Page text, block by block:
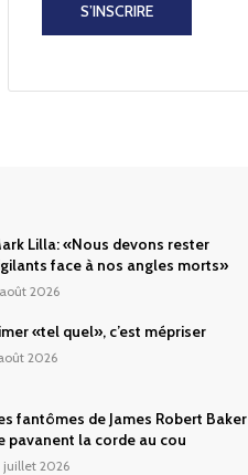
S’INSCRIRE
Lilla: «Nous devons rester
face à nos angles morts»
2026
«tel quel», c’est mépriser
2026
fantômes de James Robert Baker
pavanent la corde au cou
juillet 2026